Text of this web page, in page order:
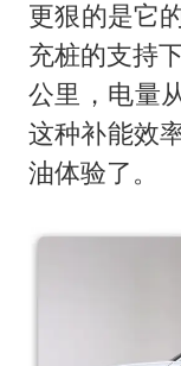
更狠的是它
充桩的支持
公里，电量
这种补能效
油体验了。